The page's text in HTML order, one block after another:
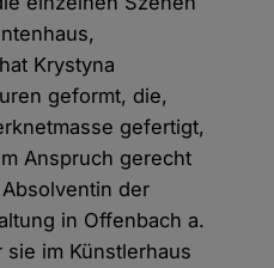
Krystyna
geformt, die,
gefertigt,
Anspruch gerecht
der
in Offenbach a.
im Künstlerhaus